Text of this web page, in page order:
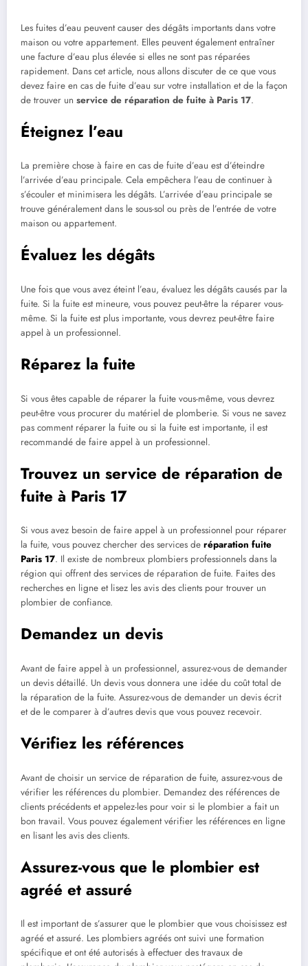
Les fuites d’eau peuvent causer des dégâts importants dans votre
maison ou votre appartement. Elles peuvent également entraîner
une facture d’eau plus élevée si elles ne sont pas réparées
rapidement. Dans cet article, nous allons discuter de ce que vous
devez faire en cas de fuite d’eau sur votre installation et de la façon
de trouver un service de réparation de fuite à Paris 17.
Éteignez l’eau
La première chose à faire en cas de fuite d’eau est d’éteindre
l’arrivée d’eau principale. Cela empêchera l’eau de continuer à
s’écouler et minimisera les dégâts. L’arrivée d’eau principale se
trouve généralement dans le sous-sol ou près de l’entrée de votre
maison ou appartement.
Évaluez les dégâts
Une fois que vous avez éteint l’eau, évaluez les dégâts causés par la
fuite. Si la fuite est mineure, vous pouvez peut-être la réparer vous-
même. Si la fuite est plus importante, vous devrez peut-être faire
appel à un professionnel.
Réparez la fuite
Si vous êtes capable de réparer la fuite vous-même, vous devrez
peut-être vous procurer du matériel de plomberie. Si vous ne savez
pas comment réparer la fuite ou si la fuite est importante, il est
recommandé de faire appel à un professionnel.
Trouvez un service de réparation de
fuite à Paris 17
Si vous avez besoin de faire appel à un professionnel pour réparer
la fuite, vous pouvez chercher des services de réparation fuite
Paris 17. Il existe de nombreux plombiers professionnels dans la
région qui offrent des services de réparation de fuite. Faites des
recherches en ligne et lisez les avis des clients pour trouver un
plombier de confiance.
Demandez un devis
Avant de faire appel à un professionnel, assurez-vous de demander
un devis détaillé. Un devis vous donnera une idée du coût total de
la réparation de la fuite. Assurez-vous de demander un devis écrit
et de le comparer à d’autres devis que vous pouvez recevoir.
Vérifiez les références
Avant de choisir un service de réparation de fuite, assurez-vous de
vérifier les références du plombier. Demandez des références de
clients précédents et appelez-les pour voir si le plombier a fait un
bon travail. Vous pouvez également vérifier les références en ligne
en lisant les avis des clients.
Assurez-vous que le plombier est
agréé et assuré
Il est important de s’assurer que le plombier que vous choisissez est
agréé et assuré. Les plombiers agréés ont suivi une formation
spécifique et ont été autorisés à effectuer des travaux de